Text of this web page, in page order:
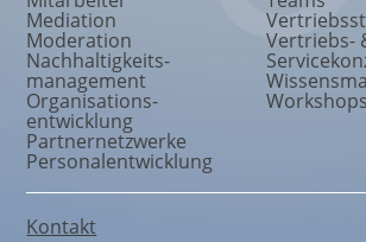
Mediation
Moderation
Nachhaltigkeits-
management
Organisations-
entwicklung
Partnernetzwerke
Personalentwicklung
Vertriebs-
Workshops
Kontakt